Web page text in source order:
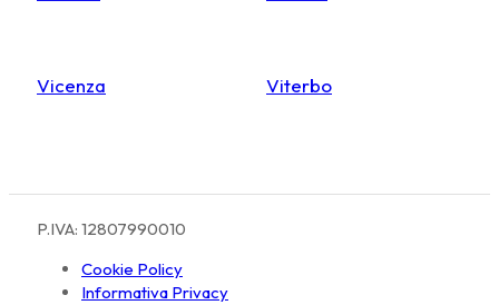
Vicenza Viterbo
P.IVA: 12807990010
Cookie Policy
Informativa Privacy